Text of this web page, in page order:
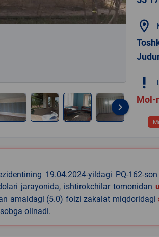
keyboard_arrow_right
location_on
priority_high
Mol-
19.04.2024-yildagi PQ-162-
jarayonida, ishtirokchilar tomonidan
amaldagi (5.0) foizi zakalat miqdoridagi
olinadi.